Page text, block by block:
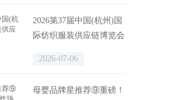
2026第37届中国(杭州)国
际纺织服装供应链博览会
2026-07-06
母婴品牌星推荐⑨重磅！